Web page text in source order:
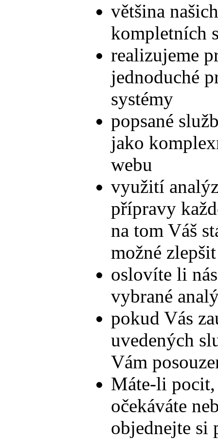
většina
kompletních
realizujeme
jednoduché
systémy
popsané
jako
webu
využití
přípravy
na tom Váš
možné
oslovíte li
vybrané
pokud Vás
uvedených
Vám
Máte-li pocit,
očekáváte
objednejte si